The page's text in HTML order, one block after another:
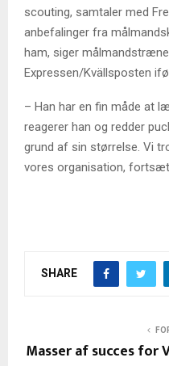
scouting, samtaler med
anbefalinger fra
ham, siger
Expressen/Kvällsposten
– Han har en fin måde at
reagerer han og redder
grund af sin størrelse. Vi
vores organisation,
SHARE
Masser af succes for